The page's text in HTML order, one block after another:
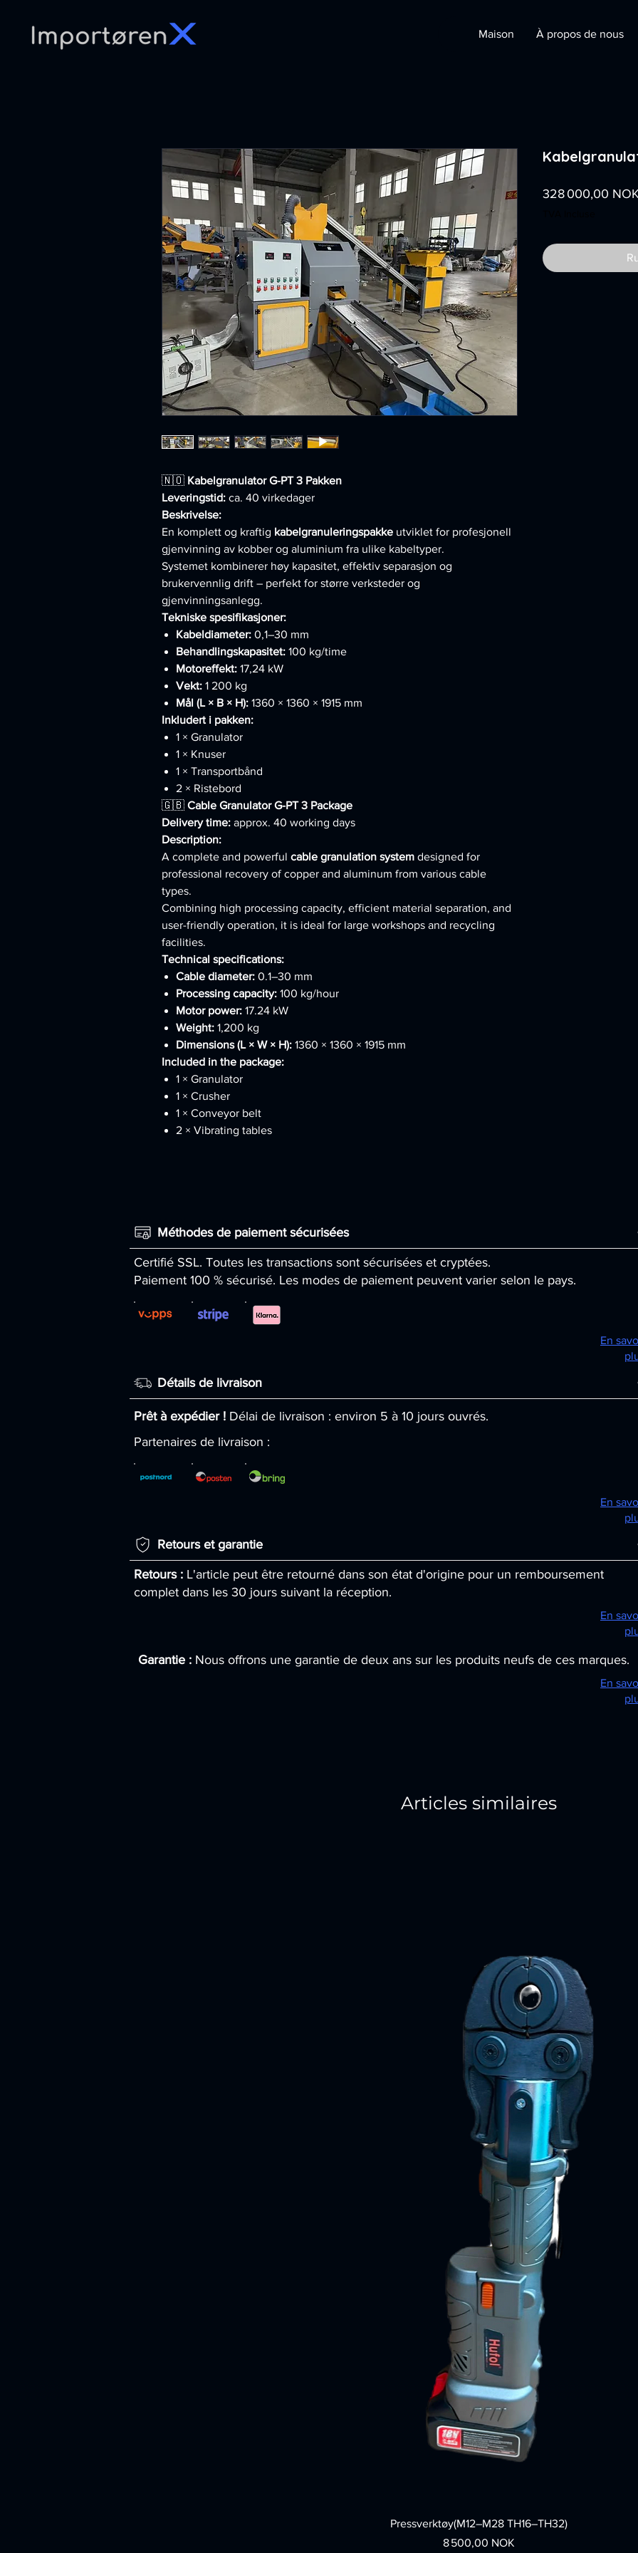
Maison À propos de nous
🇳🇴 Kabelgranulator G-PT 3 Pakken
Leveringstid: ca. 40 virkedager
Beskrivelse:
En komplett og kraftig kabelgranuleringspakke utviklet for profesjonell
gjenvinning av kobber og aluminium fra ulike kabeltyper.
Systemet kombinerer høy kapasitet, effektiv separasjon og
brukervennlig drift – perfekt for større verksteder og
gjenvinningsanlegg.
Tekniske spesifikasjoner:
Kabeldiameter: 0,1–30 mm
Behandlingskapasitet: 100 kg/time
Motoreffekt: 17,24 kW
Vekt: 1 200 kg
Mål (L × B × H): 1360 × 1360 × 1915 mm
Inkludert i pakken:
1 × Granulator
1 × Knuser
1 × Transportbånd
2 × Ristebord
🇬🇧 Cable Granulator G-PT 3 Package
Delivery time: approx. 40 working days
Description:
A complete and powerful cable granulation system designed for
professional recovery of copper and aluminum from various cable
types.
Combining high processing capacity, efficient material separation, and
user-friendly operation, it is ideal for large workshops and recycling
facilities.
Technical specifications:
Cable diameter: 0.1–30 mm
Processing capacity: 100 kg/hour
Motor power: 17.24 kW
Weight: 1,200 kg
Dimensions (L × W × H): 1360 × 1360 × 1915 mm
Included in the package:
1 × Granulator
1 × Crusher
1 × Conveyor belt
2 × Vibrating tables
328 000,00
Méthodes de paiement sécurisées
Certifié SSL. Toutes les transactions sont sécurisées et cryptées.
Paiement 100 % sécurisé. Les modes de paiement peuvent varier selon le pays.
En
Détails de livraison
Prêt à expédier ! Délai de livraison : environ 5 à 10 jours ouvrés.
Partenaires de livraison :
En
Retours et garantie
Retours : L'article peut être retourné dans son état d'origine pour un remboursement
complet dans les 30 jours suivant la réception.
En
Garantie : Nous offrons une garantie de deux ans sur les produits neufs de ces marques.
En
Articles similaires
Pressverktøy(M12–M28 TH16–TH32)
Prix
8 500,00 NOK